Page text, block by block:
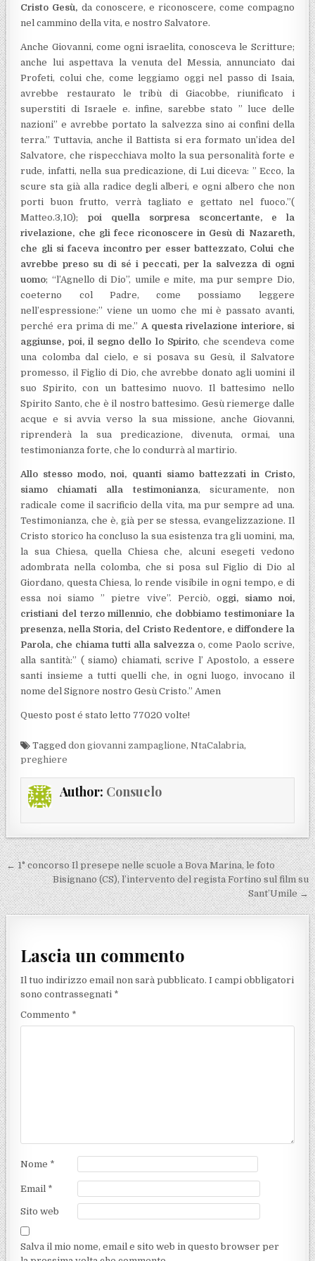
Cristo Gesù, da conoscere, e riconoscere, come compagno
nel cammino della vita, e nostro Salvatore.
Anche Giovanni, come ogni israelita, conosceva le Scritture;
anche lui aspettava la venuta del Messia, annunciato dai
Profeti, colui che, come leggiamo oggi nel passo di Isaia,
avrebbe restaurato le tribù di Giacobbe, riunificato i
superstiti di Israele e. infine, sarebbe stato ” luce delle
nazioni” e avrebbe portato la salvezza sino ai confini della
terra.” Tuttavia, anche il Battista si era formato un’idea del
Salvatore, che rispecchiava molto la sua personalità forte e
rude, infatti, nella sua predicazione, di Lui diceva: ” Ecco, la
scure sta già alla radice degli alberi, e ogni albero che non
porti buon frutto, verrà tagliato e gettato nel fuoco.”(
Matteo.3,10); poi quella sorpresa sconcertante, e la
rivelazione, che gli fece riconoscere in Gesù di Nazareth,
che gli si faceva incontro per esser battezzato, Colui che
avrebbe preso su di sé i peccati, per la salvezza di ogni
uomo; “l’Agnello di Dio”, umile e mite, ma pur sempre Dio,
coeterno col Padre, come possiamo leggere
nell’espressione:” viene un uomo che mi è passato avanti,
perché era prima di me.” A questa rivelazione interiore, si
aggiunse, poi, il segno dello lo Spirito, che scendeva come
una colomba dal cielo, e si posava su Gesù, il Salvatore
promesso, il Figlio di Dio, che avrebbe donato agli uomini il
suo Spirito, con un battesimo nuovo. Il battesimo nello
Spirito Santo, che è il nostro battesimo. Gesù riemerge dalle
acque e si avvia verso la sua missione, anche Giovanni,
riprenderà la sua predicazione, divenuta, ormai, una
testimonianza forte, che lo condurrà al martirio.
Allo stesso modo, noi, quanti siamo battezzati in Cristo,
siamo chiamati alla testimonianza, sicuramente, non
radicale come il sacrificio della vita, ma pur sempre ad una.
Testimonianza, che è, già per se stessa, evangelizzazione. Il
Cristo storico ha concluso la sua esistenza tra gli uomini, ma,
la sua Chiesa, quella Chiesa che, alcuni esegeti vedono
adombrata nella colomba, che si posa sul Figlio di Dio al
Giordano, questa Chiesa, lo rende visibile in ogni tempo, e di
essa noi siamo ” pietre vive”. Perciò, oggi, siamo noi,
cristiani del terzo millennio, che dobbiamo testimoniare la
presenza, nella Storia, del Cristo Redentore, e diffondere la
Parola, che chiama tutti alla salvezzao, come Paolo scrive,
alla santità:” ( siamo) chiamati, scrive l’ Apostolo, a essere
santi insieme a tutti quelli che, in ogni luogo, invocano il
nome del Signore nostro Gesù Cristo.” Amen
Questo post é stato letto 77020 volte!
Taggeddon giovanni zampaglione,NtaCalabria,
preghiere
Author: Consuelo
Navigazione articoli
← 1° concorso Il presepe nelle scuole a Bova Marina, le foto
Bisignano (CS), l’intervento del regista Fortino sul film su
Sant’Umile →
Lascia un commento
Il tuo indirizzo email non sarà pubblicato. I campi obbligatori
sono contrassegnati *
Commento *
Nome *
Email *
Sito web
Salva il mio nome, email e sito web in questo browser per